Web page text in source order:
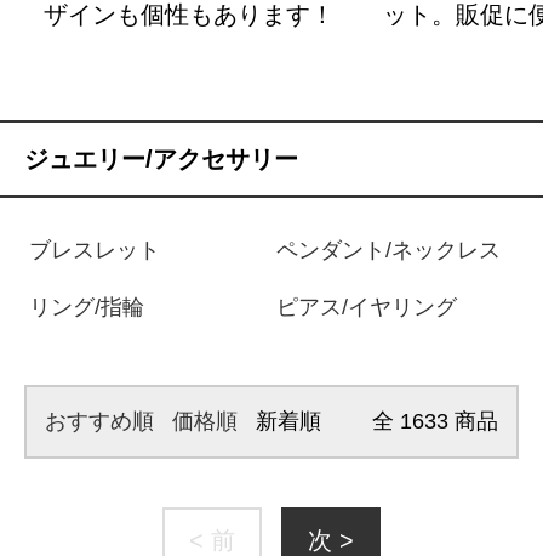
ザインも個性もあります！
ット。販促に
ジュエリー/アクセサリー
ブレスレット ペンダント/ネックレス
リング/指輪 ピアス/イヤリング
おすすめ順 価格順 新着順 全 1633 商品
< 前 次 >